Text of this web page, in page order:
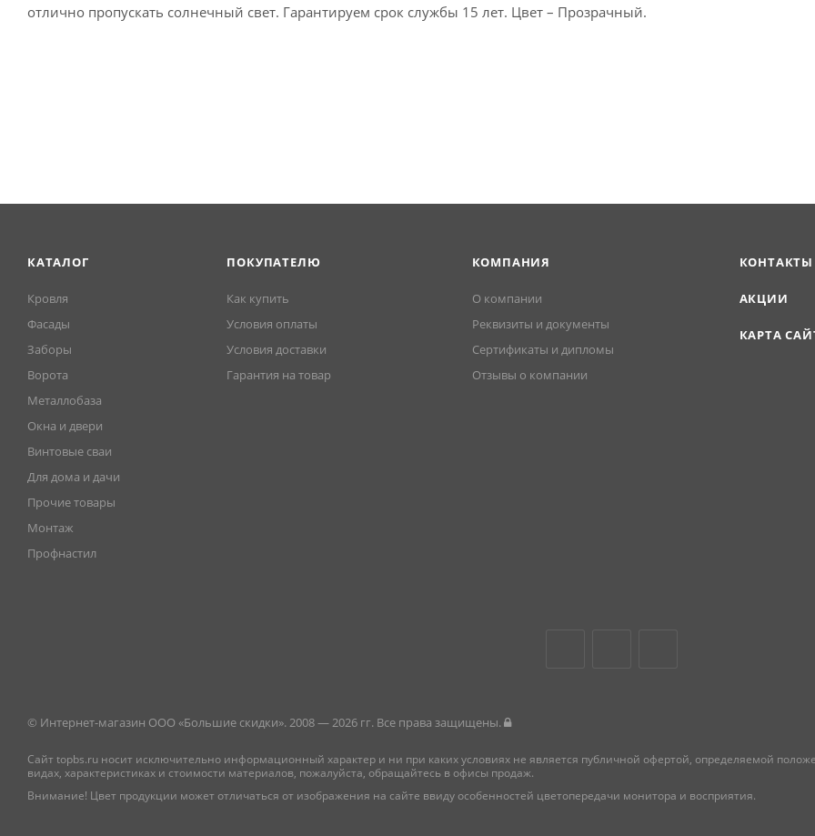
отлично пропускать солнечный свет. Гарантируем срок службы 15 лет. Цвет – Прозрачный.
КАТАЛОГ
Кровля
Фасады
Заборы
Ворота
Металлобаза
Окна и двери
Винтовые сваи
Для дома и дачи
Прочие товары
Монтаж
Профнастил
ПОКУПАТЕЛЮ
Как купить
Условия оплаты
Условия доставки
Гарантия на товар
КОМПАНИЯ
О компании
Реквизиты и документы
Сертификаты и дипломы
Отзывы о компании
КОНТАКТЫ
АКЦИИ
КАРТА
© Интернет-магазин ООО «Большие скидки». 2008 — 2026 гг. Все права защищены.
Сайт topbs.ru носит исключительно информационный характер и ни при каких условиях не является публичной офертой, определяемой
видах, характеристиках и стоимости материалов, пожалуйста, обращайтесь в офисы продаж.
Внимание! Цвет продукции может отличаться от изображения на сайте ввиду особенностей цветопередачи монитора и восприятия.